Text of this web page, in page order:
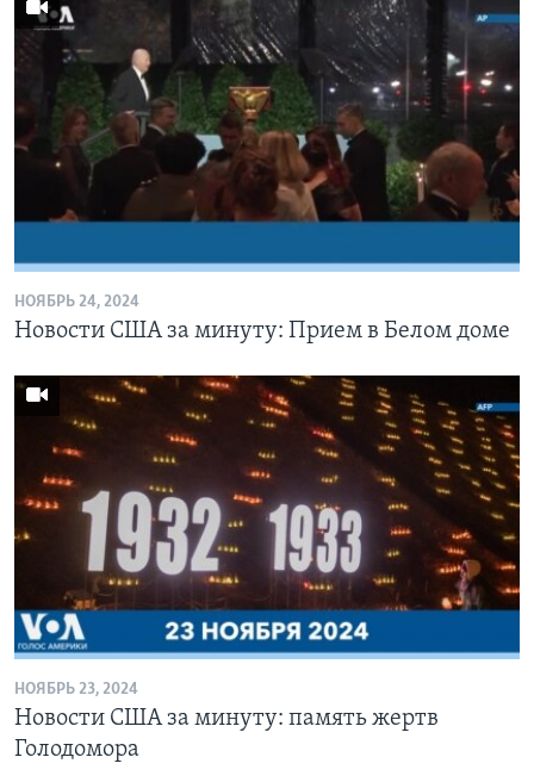
НОЯБРЬ 24, 2024
Новости США за минуту: Прием в Белом доме
НОЯБРЬ 23, 2024
Новости США за минуту: память жертв
Голодомора